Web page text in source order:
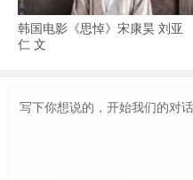
韩国电影《思悼》宋康昊 刘亚
仁 文